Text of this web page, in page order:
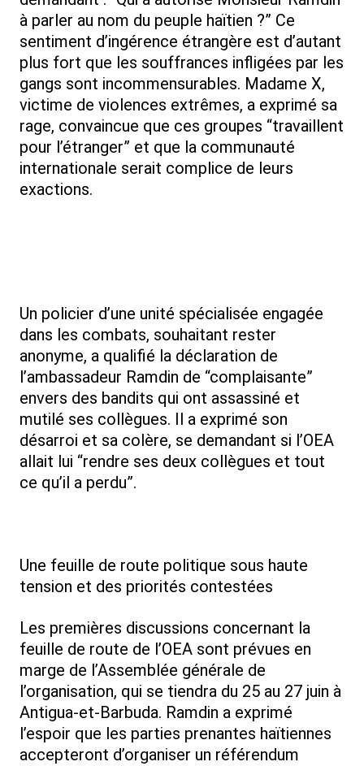
à parler au nom du peuple haïtien ?” Ce
sentiment d’ingérence étrangère est d’autant
plus fort que les souffrances infligées par les
gangs sont incommensurables. Madame X,
victime de violences extrêmes, a exprimé sa
rage, convaincue que ces groupes “travaillent
pour l’étranger” et que la communauté
internationale serait complice de leurs
exactions.
Un policier d’une unité spécialisée engagée
dans les combats, souhaitant rester
anonyme, a qualifié la déclaration de
l’ambassadeur Ramdin de “complaisante”
envers des bandits qui ont assassiné et
mutilé ses collègues. Il a exprimé son
désarroi et sa colère, se demandant si l’OEA
allait lui “rendre ses deux collègues et tout
ce qu’il a perdu”.
Une feuille de route politique sous haute
tension et des priorités contestées
Les premières discussions concernant la
feuille de route de l’OEA sont prévues en
marge de l’Assemblée générale de
l’organisation, qui se tiendra du 25 au 27 juin à
Antigua-et-Barbuda. Ramdin a exprimé
l’espoir que les parties prenantes haïtiennes
accepteront d’organiser un référendum